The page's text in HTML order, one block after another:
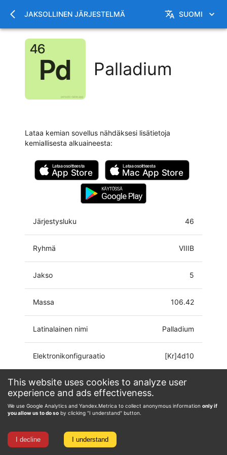
This website uses cookies to analyze user
experience and ads effectiveness.
We use Google Analytics and Yandex.Metrica to collect anonymous information only if
you allow us to do so by clicking "I understand" button.
I decline I understand
JAKSOLLINEN JÄRJESTELMÄ SUOMI
Palladium
Lataa kemian sovellus nähdäksesi lisätietoja
kemiallisesta alkuaineesta:
Lataa osoitteesta
App Store
Lataa osoitteesta
Mac App Store
KÄYTÖSSÄ
Google Play
Järjestysluku 46
Ryhmä VIIIB
Jakso 5
Massa 106.42
Latinalainen nimi Palladium
Elektronikonfiguraatio [Kr]4d10
Hapetustila 0, 1, 2, 3, 4